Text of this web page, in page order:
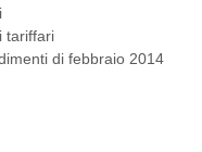
tariffari
di febbraio 2014